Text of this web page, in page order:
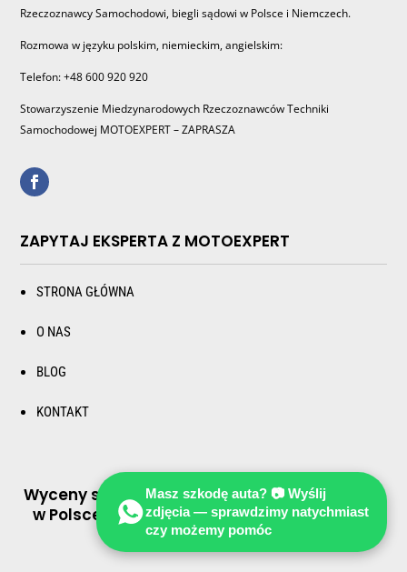
Rzeczoznawcy Samochodowi, biegli sądowi w Polsce i Niemczech.
Rozmowa w języku polskim, niemieckim, angielskim:
Telefon: +48 600 920 920
Stowarzyszenie Miedzynarodowych Rzeczoznawców Techniki
Samochodowej MOTOEXPERT – ZAPRASZA
ZAPYTAJ EKSPERTA Z MOTOEXPERT
STRONA GŁÓWNA
O NAS
BLOG
KONTAKT
Wyceny szkod po wypadku drogowym i kolizji
w Polsce
w EURO– na warunki niemieckie w
EURO
Masz szkodę auta? 📷 Wyślij
zdjęcia — sprawdzimy natychmiast
czy możemy pomóc